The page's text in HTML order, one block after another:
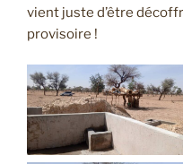
vient juste d’être
provisoire !